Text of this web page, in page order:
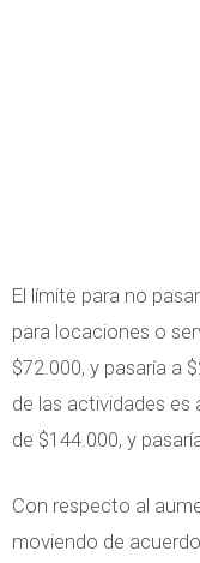
El límite para no
para locaciones o
$72.000, y pasaría a
de las actividades
de $144.000, y
Con respecto al
moviendo de